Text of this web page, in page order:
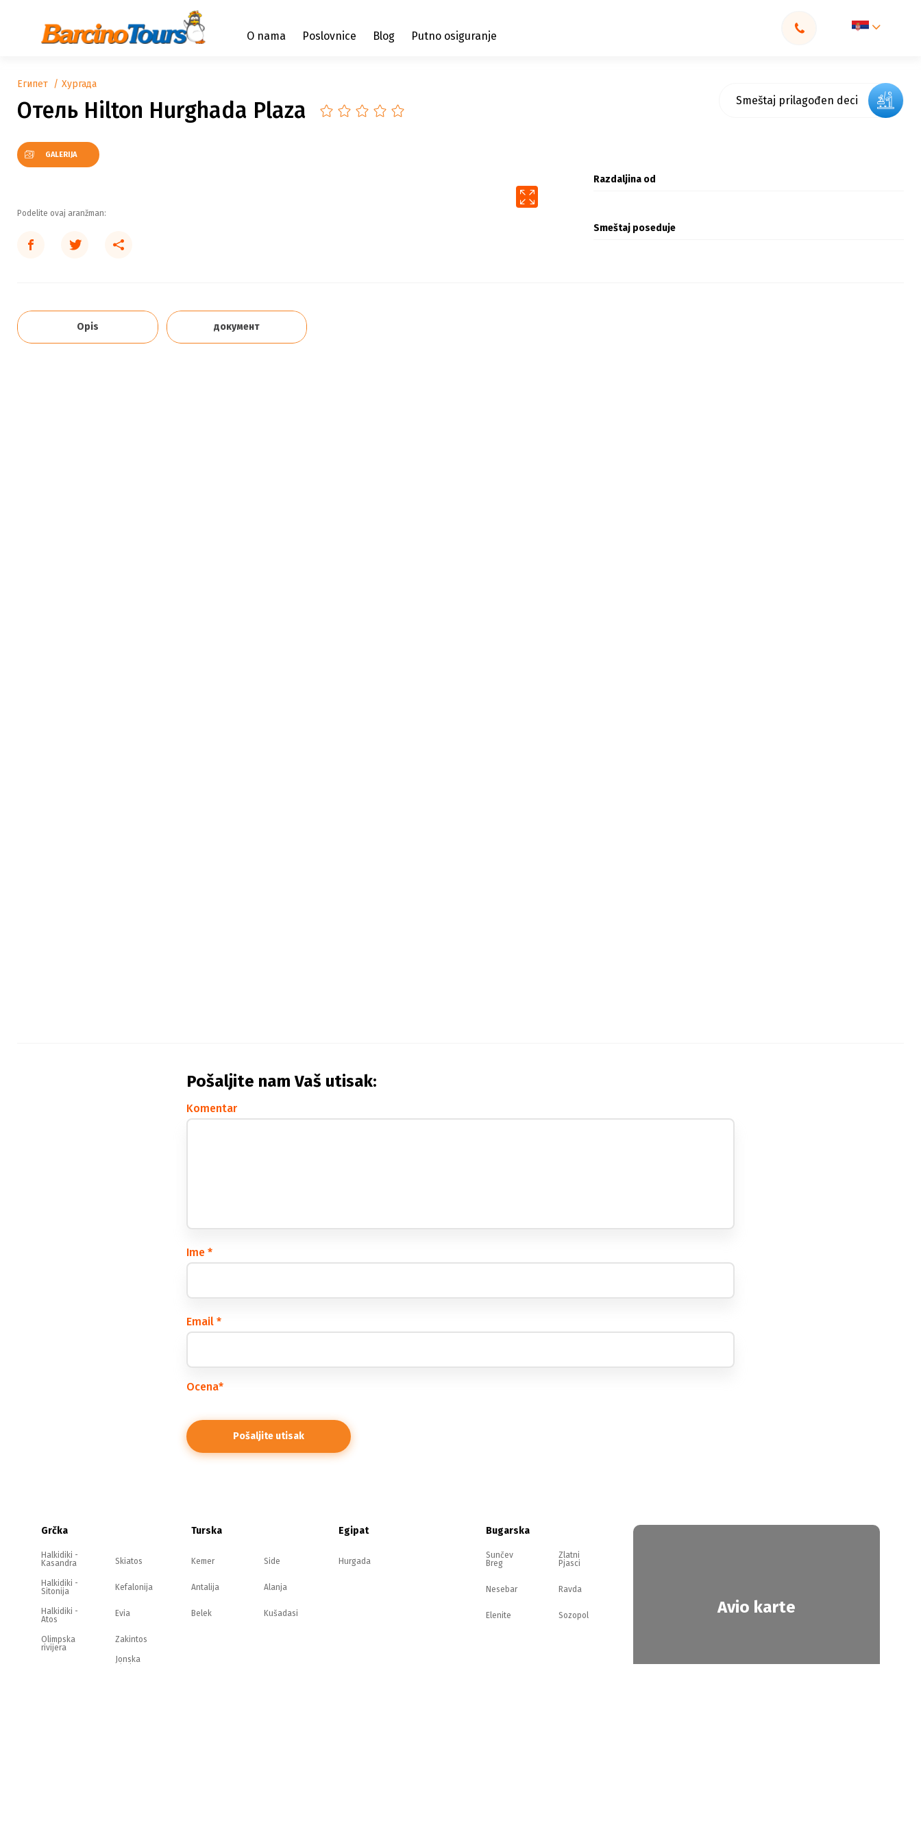
O nama Poslovnice Blog Putno osiguranje
Египет Хургада
Отель Hilton Hurghada Plaza Smeštaj prilagođen deci
GALERIJA
Podelite ovaj aranžman:
Razdaljina od
Smeštaj poseduje
Opis документ
Pošaljite nam Vaš utisak:
Komentar
Ime *
Email *
Ocena*
Grčka
Halkidiki -
Kasandra
Halkidiki -
Sitonija
Halkidiki -
Atos
Olimpska
rivijera
Skiatos
Kefalonija
Evia
Zakintos
Jonska
obala
Turska
Kemer
Antalija
Belek
Side
Alanja
Kušadasi
Egipat
Hurgada
Bugarska
Sunčev
Breg
Nesebar
Elenite
Zlatni
Pjasci
Ravda
Sozopol Avio karte